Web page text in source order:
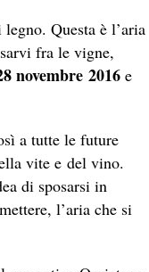
Questa è l’aria
fra le vigne,
novembre 2016 e
a tutte le future
vite e del vino.
di sposarsi in
l’aria che si